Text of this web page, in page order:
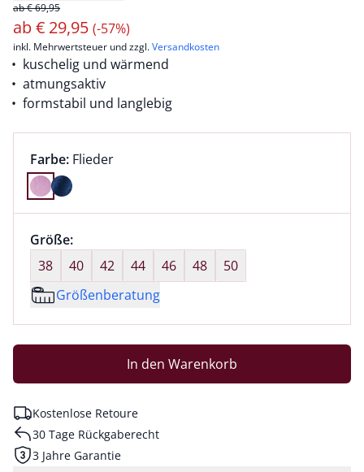
ab € 69,95
ab€ 29,95 (-57%)
inkl. Mehrwertsteuer und zzgl.Versandkosten
kuschelig und wärmend
atmungsaktiv
formstabil und langlebig
Farbauswahl:
Farbe: aktuell ausgewählt:
Flieder
Farbe Flieder ausgewählt
Größenauswahl:
Größe:nichts ausgewählt
38
40 42 44 46 48
50
Größenberatung
In den Warenkorb
Kostenlose Retoure
30 Tage Rückgaberecht
3 Jahre Garantie